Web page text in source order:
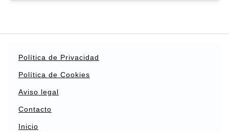
Política de Privacidad
Política de Cookies
Aviso legal
Contacto
Inicio